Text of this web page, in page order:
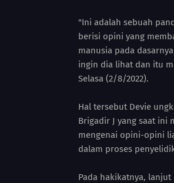
"Ini adalah sebuah
berisi opini yang
manusia pada
ingin dia lihat dan itu
Selasa (2/8/2022).
Hal tersebut Devie
Brigadir J yang saat ini
mengenai opini-opini
dalam proses
Pada hakikatnya,